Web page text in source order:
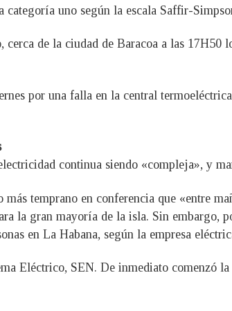
categoría uno según la escala Saffir-
cerca de la ciudad de Baracoa a las
por una falla en la central
continua siendo «compleja», y
temprano en conferencia que «entre
la gran mayoría de la isla. Sin embargo,
en La Habana, según la empresa
Eléctrico, SEN. De inmediato comenzó